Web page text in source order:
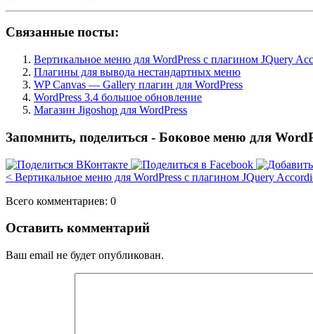
Связанные посты:
Вертикальное меню для WordPress с плагином JQuery
Плагины для вывода нестандартных меню
WP Canvas — Gallery плагин для WordPress
WordPress 3.4 большое обновление
Магазин Jigoshop для WordPress
Запомнить, поделиться - Боковое меню для
< Вертикальное меню для WordPress с плагином JQuery
Всего комментариев: 0
Оставить комментарий
Ваш email не будет опубликован.